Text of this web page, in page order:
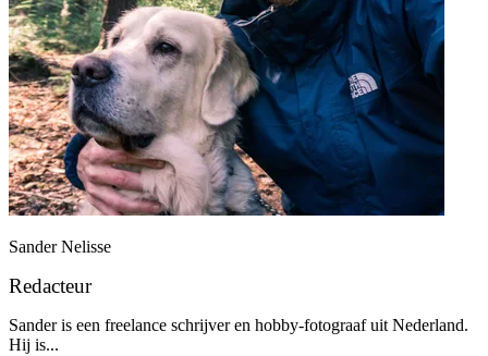
Sander Nelisse
Redacteur
Sander is een freelance schrijver en hobby-fotograaf uit Nederland.
Hij is...